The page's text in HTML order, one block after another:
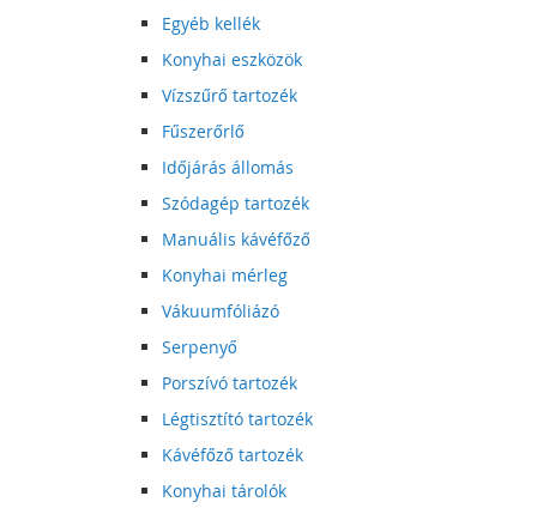
Egyéb kellék
Konyhai eszközök
Vízszűrő tartozék
Fűszerőrlő
Időjárás állomás
Szódagép tartozék
Manuális kávéfőző
Konyhai mérleg
Vákuumfóliázó
Serpenyő
Porszívó tartozék
Légtisztító tartozék
Kávéfőző tartozék
Konyhai tárolók